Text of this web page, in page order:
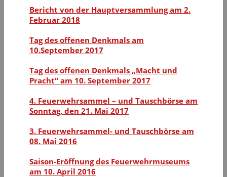
Bericht von der Hauptversammlung am 2.
Februar 2018
Tag des offenen Denkmals am
10.September 2017
Tag des offenen Denkmals „Macht und
Pracht“ am 10. September 2017
4. Feuerwehrsammel – und Tauschbörse am
Sonntag, den 21. Mai 2017
3. Feuerwehrsammel- und Tauschbörse am
08. Mai 2016
Saison-Eröffnung des Feuerwehrmuseums
am 10. April 2016